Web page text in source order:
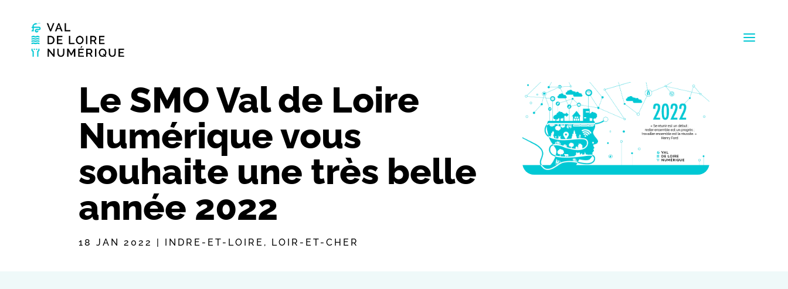
Le SMO Val de Loire
Numérique vous
souhaite une très belle
année 2022
18 JAN 2022 | INDRE-ET-LOIRE , LOIR-ET-CHER